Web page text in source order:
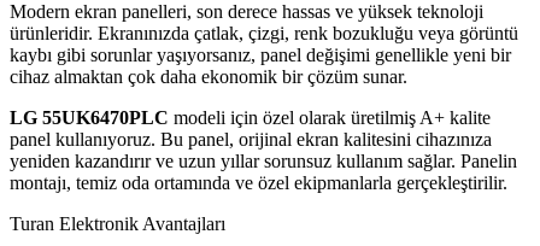
Modern ekran panelleri, son derece hassas ve yüksek teknoloji
ürünleridir. Ekranınızda çatlak, çizgi, renk bozukluğu veya görüntü
kaybı gibi sorunlar yaşıyorsanız, panel değişimi genellikle yeni bir
cihaz almaktan çok daha ekonomik bir çözüm sunar.
LG 55UK6470PLC modeli için özel olarak üretilmiş A+ kalite
panel kullanıyoruz. Bu panel, orijinal ekran kalitesini cihazınıza
yeniden kazandırır ve uzun yıllar sorunsuz kullanım sağlar. Panelin
montajı, temiz oda ortamında ve özel ekipmanlarla gerçekleştirilir.
Turan Elektronik Avantajları